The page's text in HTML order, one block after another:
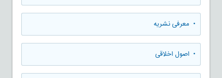
• معرفی نشریه
• اصول اخلاقی